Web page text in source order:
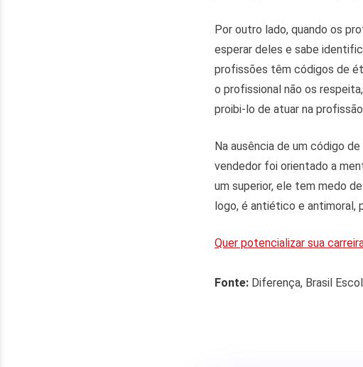
Por outro lado, quando os
esperar deles e sabe
profissões têm códigos de
o profissional não os
proibi-lo de atuar na
Na ausência de um código
vendedor foi orientado a
um superior, ele tem medo
logo, é antiético e antimoral,
Quer potencializar sua
Fonte: Diferença, Brasil